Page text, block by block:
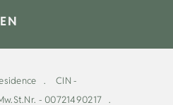
CIN -
- 00721490217